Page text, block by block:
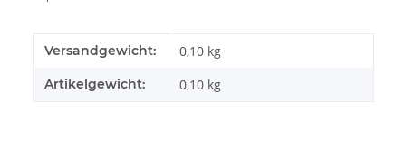
Produkteigenschaft
Wert
Versandgewicht: 0,10 kg
Artikelgewicht: 0,10 kg